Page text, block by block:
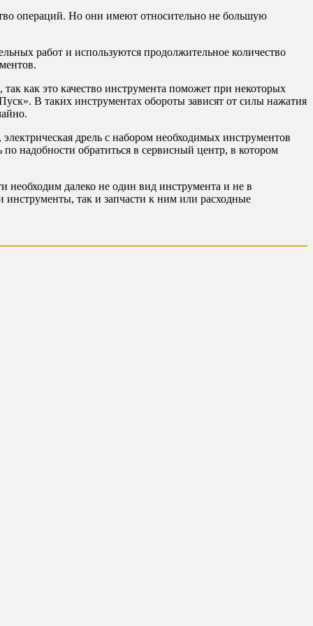
операций. Но они имеют относительно не большую
работ и используются продолжительное количество
как это качество инструмента поможет при некоторых
В таких инструментах обороты зависят от силы нажатия
дрель с набором необходимых инструментов
надобности обратиться в сервисный центр, в котором
необходим далеко не один вид инструмента и не в
так и запчасти к ним или расходные